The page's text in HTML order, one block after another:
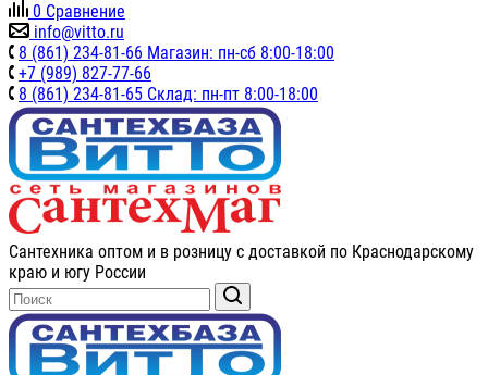
0 Сравнение
info@vitto.ru
8 (861) 234-81-66 Магазин: пн-сб 8:00-18:00
+7 (989) 827-77-66
8 (861) 234-81-65 Склад: пн-пт 8:00-18:00
Сантехника оптом и в розницу с доставкой по Краснодарскому
краю и югу России